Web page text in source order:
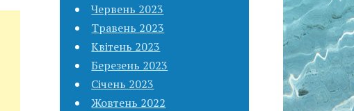
Червень 2023
Травень 2023
Квітень 2023
Березень 2023
Січень 2023
Жовтень 2022